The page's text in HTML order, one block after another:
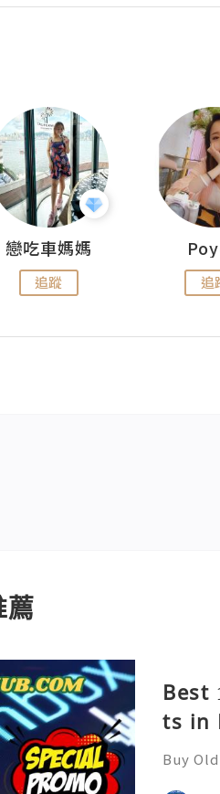
戀吃車媽媽
追蹤 追
薦
Best
ts in
Buy